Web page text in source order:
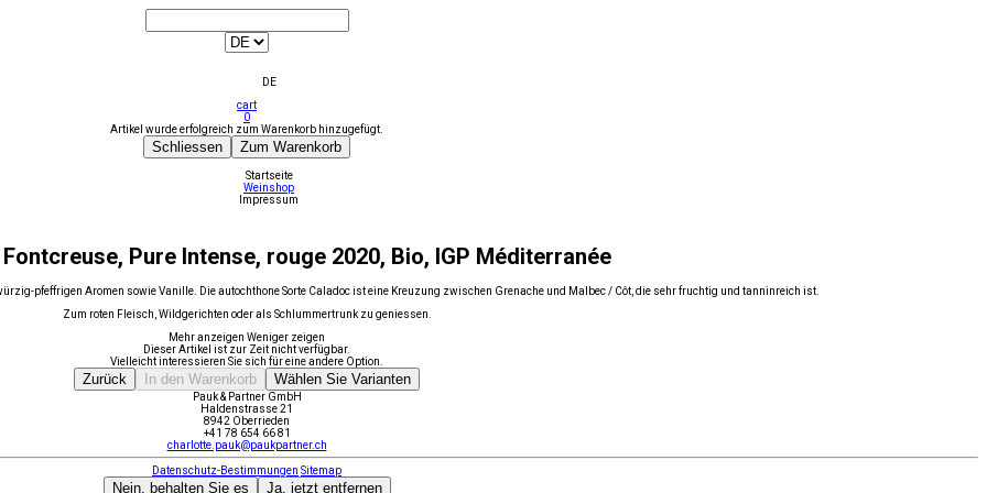
DE
cart
0
Artikel wurde erfolgreich zum Warenkorb hinzugefügt.
Schliessen Zum Warenkorb
Startseite
Weinshop
Impressum
Pure Intense, rouge 2020, Bio, IGP Méditerranée
pfeffrigen Aromen sowie Vanille. Die autochthone Sorte Caladoc ist eine Kreuzung zwischen Grenache und Malbec / Côt, die sehr fruchtig und tanninreich ist.
Zum roten Fleisch, Wildgerichten oder als Schlummertrunk zu geniessen.
Mehr anzeigen Weniger zeigen
Dieser Artikel ist zur Zeit nicht verfügbar.
Vielleicht interessieren Sie sich für eine andere Option.
Zurück In den Warenkorb Wählen Sie Varianten
Pauk & Partner GmbH
Haldenstrasse 21
8942 Oberrieden
+41 78 654 66 81
charlotte.pauk@paukpartner.ch
Datenschutz-Bestimmungen Sitemap
Nein, behalten Sie es Ja, jetzt entfernen